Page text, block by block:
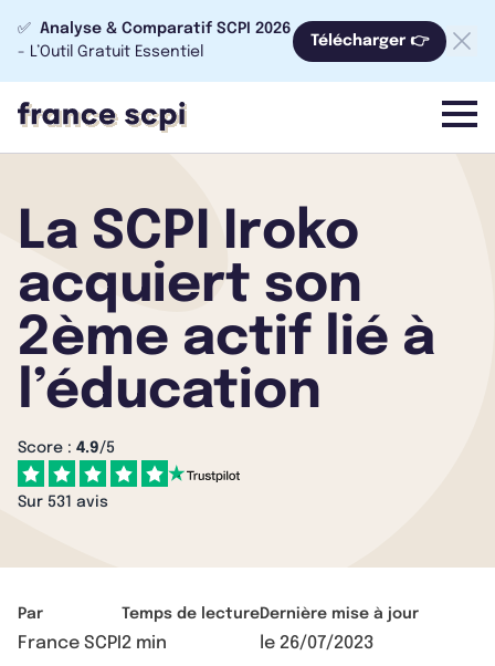
✅ Analyse & Comparatif SCPI 2026
- L’Outil Gratuit Essentiel
Télécharger 👉
menu
La SCPI Iroko
acquiert son
2ème actif lié à
l’éducation
Score : 4.9/5
Sur 531 avis
Par
France SCPI
Temps de lecture
2 min
Dernière mise à jour
le 26/07/2023